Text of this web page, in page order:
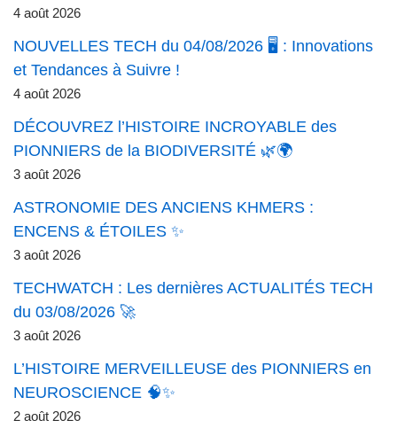
4 août 2026
NOUVELLES TECH du 04/08/2026 🖥️ : Innovations
et Tendances à Suivre !
4 août 2026
DÉCOUVREZ l’HISTOIRE INCROYABLE des
PIONNIERS de la BIODIVERSITÉ 🌿🌍
3 août 2026
ASTRONOMIE DES ANCIENS KHMERS :
ENCENS & ÉTOILES ✨
3 août 2026
TECHWATCH : Les dernières ACTUALITÉS TECH
du 03/08/2026 🚀
3 août 2026
L’HISTOIRE MERVEILLEUSE des PIONNIERS en
NEUROSCIENCE 🧠✨
2 août 2026